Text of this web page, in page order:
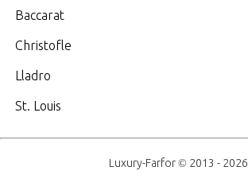
Baccarat
Christofle
Lladro
St. Louis
Luxury-Farfor © 2013 - 2026